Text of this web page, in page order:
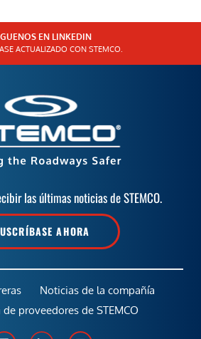
EN LINKEDIN
ACTUALIZADO CON STEMCO.
las últimas noticias de STEMCO.
AHORA
Noticias de la compañía
de proveedores de STEMCO